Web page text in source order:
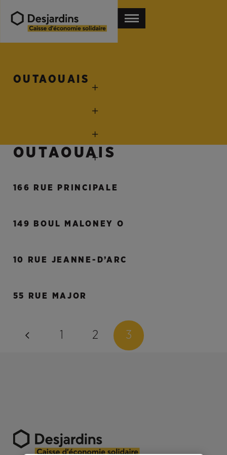
OUTAOUAIS
OUTAOUAIS
166 RUE PRINCIPALE
149 BOUL MALONEY O
10 RUE JEANNE-D’ARC
55 RUE MAJOR
1 2 3